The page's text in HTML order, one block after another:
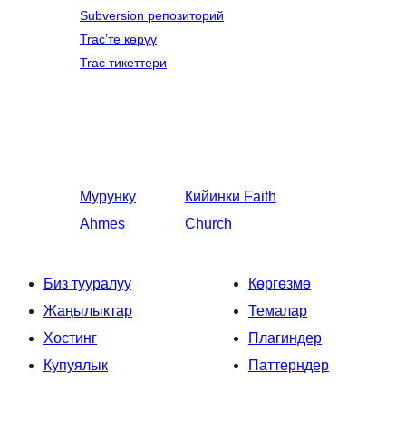
Subversion репозиторий
Trac’те көрүү
Trac тикеттери
Мурунку
Ahmes
Кийинки Faith
Church
Биз тууралуу
Жаңылыктар
Хостинг
Купуялык
Көргөзмө
Темалар
Плагиндер
Паттерндер